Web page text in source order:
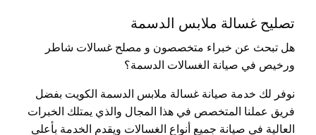
تصليح غسالة ملابس الدسمة
هل تبحث عن خبراء متخصصون و مصلح غسالات شاطر
ورخيص في صيانة الغسالات الدسمة؟
نوفر لك خدمة صيانة غسالة ملابس الدسمة الكويت بفضل
فريق عملنا المتخصص في هذا المجال والذي يمتلك الخبرات
العالية في صيانة جميع أنواع الغسالات ويقدم الخدمة بأعلى